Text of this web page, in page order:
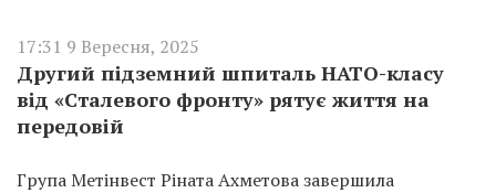
17:31 9 Вересня, 2025
Другий підземний шпиталь НАТО-класу
від «Сталевого фронту» рятує життя на
передовій
Група Метінвест Ріната Ахметова завершила